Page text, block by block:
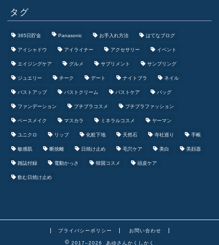
タグ
365日貯金 Panasonic お手入れ方法 はてなブログ
アイシャドウ アイライナー アクセサリー イベント
エイジングケア グルメ サプリメント サンプリング
ジュエリー チーク デート ナイトブラ ネイル
バストアップ バストクリーム バストケア バッグ
ファンデーション プチプラコスメ プチプラファッション
ベースメイク マスカラ ミネラルコスメ ヤーマン
ユニクロ リップ 化粧下地 天然石 寺社巡り 手帳
敏感肌 断捨離 日焼け止め 毛穴ケア 美白 美顔器
雑誌付録 電動かっさ 韓国コスメ 頭皮ケア
飲む日焼け止め
プライバシーポリシー お問い合わせ
2017–2026 あゆさんかくしかく